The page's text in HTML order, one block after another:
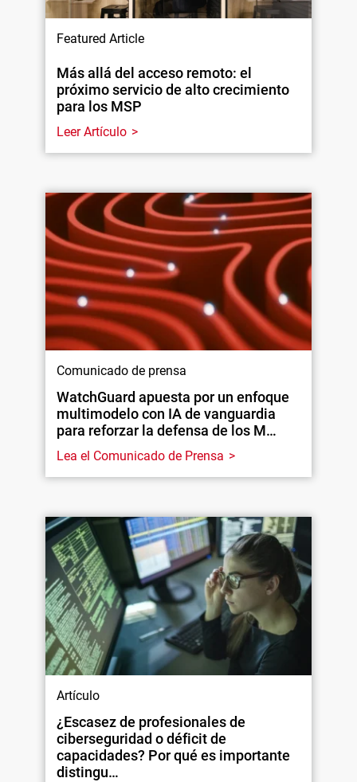
Featured Article
Más allá del acceso remoto: el
próximo servicio de alto crecimiento
para los MSP
Leer Artículo
Comunicado de prensa
WatchGuard apuesta por un enfoque
multimodelo con IA de vanguardia
para reforzar la defensa de los M…
Lea el Comunicado de Prensa
Artículo
¿Escasez de profesionales de
ciberseguridad o déficit de
capacidades? Por qué es importante
distingu…